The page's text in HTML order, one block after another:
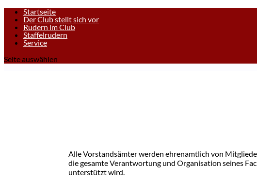
Startseite
Der Club stellt sich vor
Rudern im Club
Staffelrudern
Service
Seite auswählen
Alle Vorstandsämter werden ehrenamtlich von
die gesamte Verantwortung und Organisation seines
unterstützt wird.